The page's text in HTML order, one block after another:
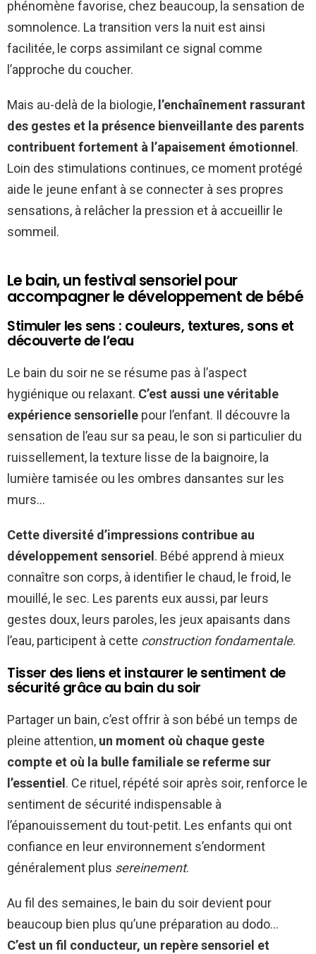
phénomène favorise, chez beaucoup, la sensation de
somnolence. La transition vers la nuit est ainsi
facilitée, le corps assimilant ce signal comme
l’approche du coucher.
Mais au-delà de la biologie, l’enchaînement rassurant
des gestes et la présence bienveillante des parents
contribuent fortement à l’apaisement émotionnel .
Loin des stimulations continues, ce moment protégé
aide le jeune enfant à se connecter à ses propres
sensations, à relâcher la pression et à accueillir le
sommeil.
Le bain, un festival sensoriel pour
accompagner le développement de bébé
Stimuler les sens : couleurs, textures, sons et
découverte de l’eau
Le bain du soir ne se résume pas à l’aspect
hygiénique ou relaxant. C’est aussi une véritable
expérience sensorielle pour l’enfant. Il découvre la
sensation de l’eau sur sa peau, le son si particulier du
ruissellement, la texture lisse de la baignoire, la
lumière tamisée ou les ombres dansantes sur les
murs…
Cette diversité d’impressions contribue au
développement sensoriel . Bébé apprend à mieux
connaître son corps, à identifier le chaud, le froid, le
mouillé, le sec. Les parents eux aussi, par leurs
gestes doux, leurs paroles, les jeux apaisants dans
l’eau, participent à cette construction fondamentale.
Tisser des liens et instaurer le sentiment de
sécurité grâce au bain du soir
Partager un bain, c’est offrir à son bébé un temps de
pleine attention, un moment où chaque geste
compte et où la bulle familiale se referme sur
l’essentiel . Ce rituel, répété soir après soir, renforce le
sentiment de sécurité indispensable à
l’épanouissement du tout-petit. Les enfants qui ont
confiance en leur environnement s’endorment
généralement plus sereinement.
Au fil des semaines, le bain du soir devient pour
beaucoup bien plus qu’une préparation au dodo…
C’est un fil conducteur, un repère sensoriel et